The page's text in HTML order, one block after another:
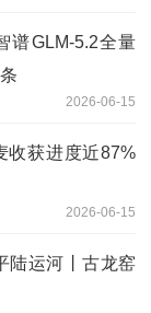
谱GLM-5.2全量
2026-06-15
收获进度近87%
2026-06-15
陆运河丨古龙窑